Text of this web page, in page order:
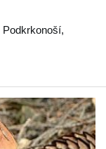
Podkrkonoší,